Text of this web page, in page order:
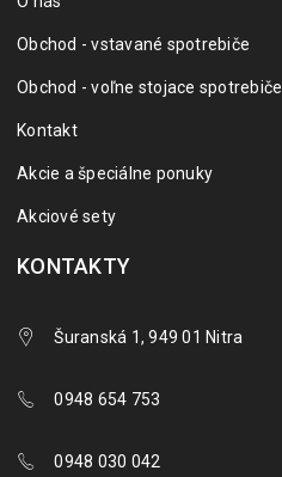
Obchod - vstavané spotrebiče
Obchod - voľne stojace spotrebiče
Kontakt
Akcie a špeciálne ponuky
Akciové sety
KONTAKTY
Šuranská 1, 949 01 Nitra
0948 654 753
0948 030 042